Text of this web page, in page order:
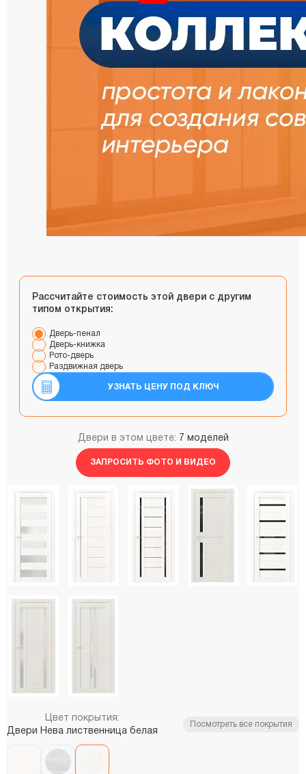
Рассчитайте стоимость этой двери с другим
типом открытия:
Дверь-пенал
Дверь-книжка
Рото-дверь
Раздвижная дверь
УЗНАТЬ ЦЕНУ ПОД КЛЮЧ
Двери в этом цвете: 7 моделей
ЗАПРОСИТЬ ФОТО И ВИДЕО
Цвет покрытия:
Двери Нева лиственница белая
Посмотреть все покрытия